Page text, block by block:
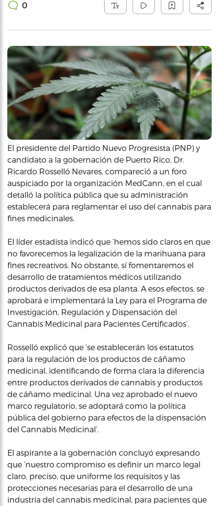
0
El presidente del Partido Nuevo Progresista (PNP) y
candidato a la gobernación de Puerto Rico, Dr.
Ricardo Rosselló Nevares, compareció a un foro
auspiciado por la organización MedCann, en el cual
detalló la política pública que su administración
establecerá para reglamentar el uso del cannabis para
fines medicinales.
El líder estadista indicó que ‘hemos sido claros en que
no favorecemos la legalización de la marihuana para
fines recreativos. No obstante, sí fomentaremos el
desarrollo de tratamientos médicos utilizando
productos derivados de esa planta. A esos efectos, se
aprobará e implementará la Ley para el Programa de
Investigación, Regulación y Dispensación del
Cannabis Medicinal para Pacientes Certificados’.
Rosselló explicó que ‘se establecerán los estatutos
para la regulación de los productos de cáñamo
medicinal, identificando de forma clara la diferencia
entre productos derivados de cannabis y productos
de cáñamo medicinal. Una vez aprobado el nuevo
marco regulatorio, se adoptará como la política
pública del gobierno para efectos de la dispensación
del Cannabis Medicinal’.
El aspirante a la gobernación concluyó expresando
que ‘nuestro compromiso es definir un marco legal
claro, preciso, que uniforme los requisitos y las
protecciones necesarias para el desarrollo de una
industria del cannabis medicinal, para pacientes que